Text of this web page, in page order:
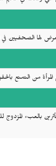
لها الصحفيين في
المرأة من التمتع
بالعبء المزدوج